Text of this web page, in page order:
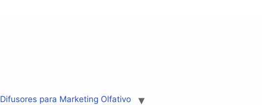
Difusores para Marketing Olfativo